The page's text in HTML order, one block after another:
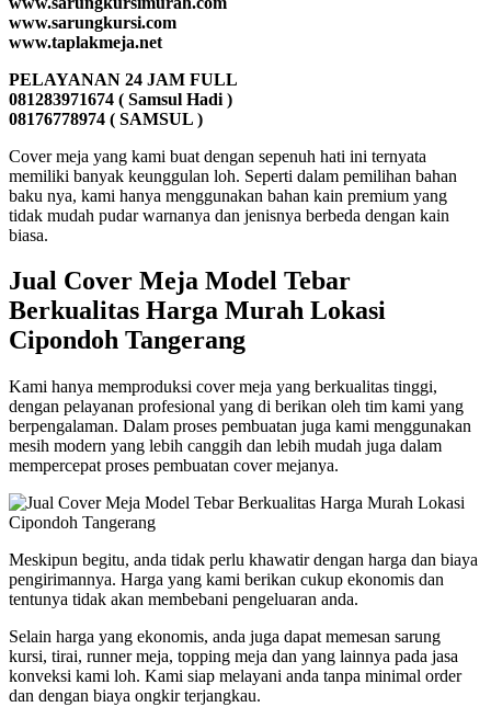
www.sarungkursi.com
www.taplakmeja.net
PELAYANAN 24 JAM FULL
081283971674 ( Samsul Hadi )
08176778974 ( SAMSUL )
Cover meja yang kami buat dengan sepenuh hati ini ternyata
memiliki banyak keunggulan loh. Seperti dalam pemilihan bahan
baku nya, kami hanya menggunakan bahan kain premium yang
tidak mudah pudar warnanya dan jenisnya berbeda dengan kain
biasa.
Jual Cover Meja Model Tebar
Berkualitas Harga Murah Lokasi
Cipondoh Tangerang
Kami hanya memproduksi cover meja yang berkualitas tinggi,
dengan pelayanan profesional yang di berikan oleh tim kami yang
berpengalaman. Dalam proses pembuatan juga kami menggunakan
mesih modern yang lebih canggih dan lebih mudah juga dalam
mempercepat proses pembuatan cover mejanya.
Meskipun begitu, anda tidak perlu khawatir dengan harga dan biaya
pengirimannya. Harga yang kami berikan cukup ekonomis dan
tentunya tidak akan membebani pengeluaran anda.
Selain harga yang ekonomis, anda juga dapat memesan sarung
kursi, tirai, runner meja, topping meja dan yang lainnya pada jasa
konveksi kami loh. Kami siap melayani anda tanpa minimal order
dan dengan biaya ongkir terjangkau.